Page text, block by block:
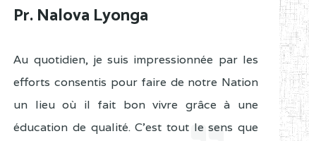
Pr. Nalova Lyonga
Au quotidien, je suis impressionnée par les
efforts consentis pour faire de notre Nation
un lieu où il fait bon vivre grâce à une
éducation de qualité. C'est tout le sens que